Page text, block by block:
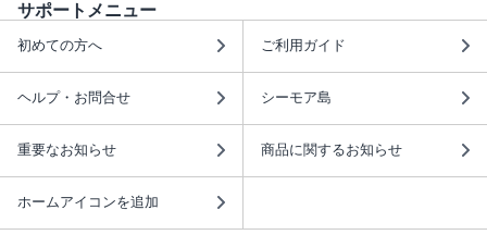
サポートメニュー
初めての方へ ご利用ガイド
ヘルプ・お問合せ シーモア島
重要なお知らせ 商品に関するお知らせ
ホームアイコンを追加